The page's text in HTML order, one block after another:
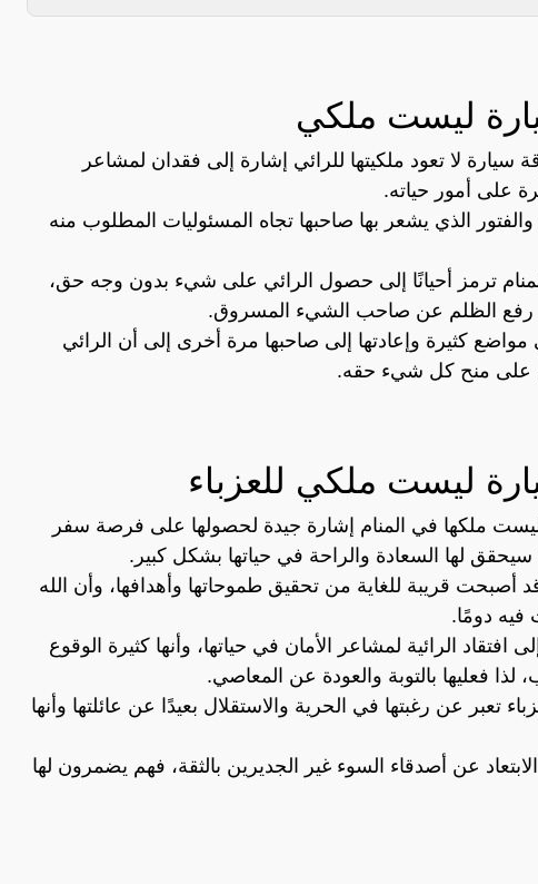
ليست ملكي
لا تعود ملكيتها للرائي إشارة إلى فقدان لمشاعر
على أمور حياته.
الذي يشعر بها صاحبها تجاه المسئوليات المطلوب منه
ترمز أحيانًا إلى حصول الرائي على شيء بدون وجه حق،
رفع الظلم عن صاحب الشيء المسروق.
كثيرة وإعادتها إلى صاحبها مرة أخرى إلى أن الرائي
منح كل شيء حقه.
ليست ملكي للعزباء
ملكها في المنام إشارة جيدة لحصولها على فرصة سفر
سيحقق لها السعادة والراحة في حياتها بشكل كبير.
أصبحت قريبة للغاية من تحقيق طموحاتها وأهدافها، وأن الله
فيه دومًا.
افتقاد الرائية لمشاعر الأمان في حياتها، وأنها كثيرة الوقوع
فعليها بالتوبة والعودة عن المعاصي.
تعبر عن رغبتها في الحرية والاستقلال بعيدًا عن عائلتها وأنها
عن أصدقاء السوء غير الجديرين بالثقة، فهم يضمرون لها